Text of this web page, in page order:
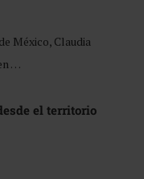
México, Claudia
…
el territorio